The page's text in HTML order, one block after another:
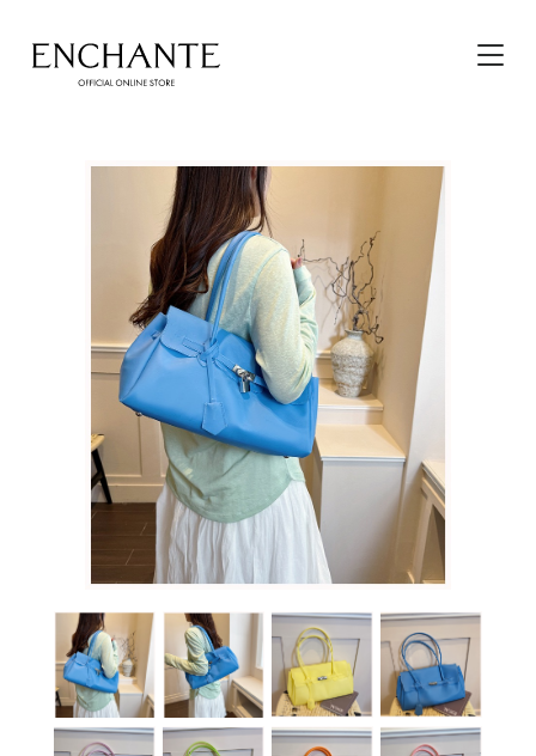
その他サイトメニュー
カートを見る
お気に入り
MEMBER
LOGIN